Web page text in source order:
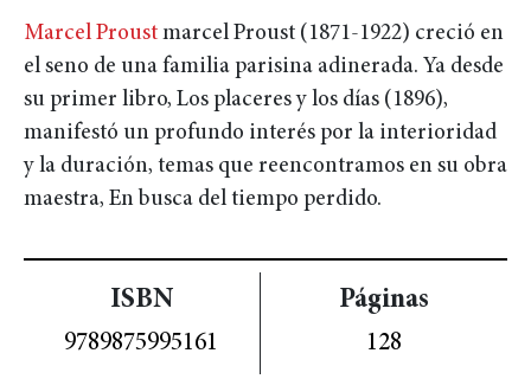
Marcel Proust marcel Proust (1871-1922) creció en
el seno de una familia parisina adinerada. Ya desde
su primer libro, Los placeres y los días (1896),
manifestó un profundo interés por la interioridad
y la duración, temas que reencontramos en su obra
maestra, En busca del tiempo perdido.
ISBN
9789875995161
Páginas
128